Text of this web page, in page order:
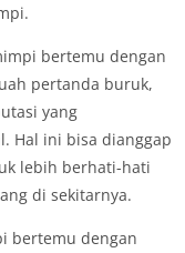
bertemu dengan
pertanda buruk,
yang
Hal ini bisa dianggap
lebih berhati-hati
di sekitarnya.
bertemu dengan